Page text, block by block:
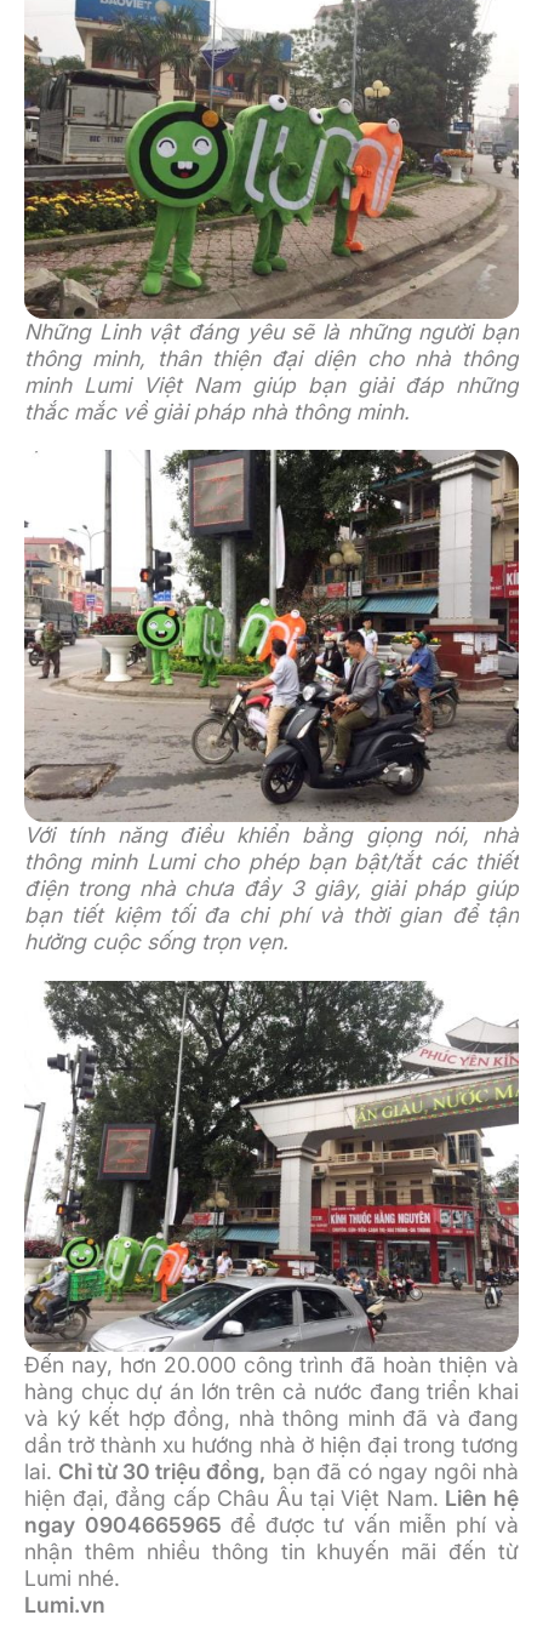
Những Linh vật đáng yêu sẽ là những người bạn
thông minh, thân thiện đại diện cho nhà thông
minh Lumi Việt Nam giúp bạn giải đáp những
thắc mắc về giải pháp nhà thông minh.
Với tính năng điều khiển bằng giọng nói, nhà
thông minh Lumi cho phép bạn bật/tắt các thiết
điện trong nhà chưa đầy 3 giây, giải pháp giúp
bạn tiết kiệm tối đa chi phí và thời gian để tận
hưởng cuộc sống trọn vẹn.
Đến nay, hơn 20.000 công trình đã hoàn thiện và
hàng chục dự án lớn trên cả nước đang triển khai
và ký kết hợp đồng, nhà thông minh đã và đang
dần trở thành xu hướng nhà ở hiện đại trong tương
lai. Chỉ từ 30 triệu đồng, bạn đã có ngay ngôi nhà
hiện đại, đẳng cấp Châu Âu tại Việt Nam. Liên hệ
ngay 0904665965 để được tư vấn miễn phí và
nhận thêm nhiều thông tin khuyến mãi đến từ
Lumi nhé.
Lumi.vn